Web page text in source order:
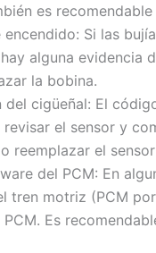
es
Si las
alguna
la bobina.
cigüeñal: El
el sensor y
reemplazar el
del PCM: En
motriz (PCM
Es